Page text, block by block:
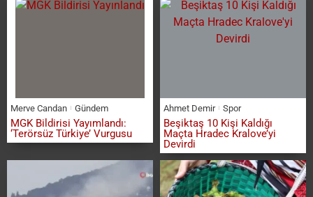
Merve Candan Gündem
MGK Bildirisi Yayımlandı:
‘Terörsüz Türkiye’ Vurgusu
Ahmet Demir Spor
Beşiktaş 10 Kişi Kaldığı
Maçta Hradec Kralove’yi
Devirdi